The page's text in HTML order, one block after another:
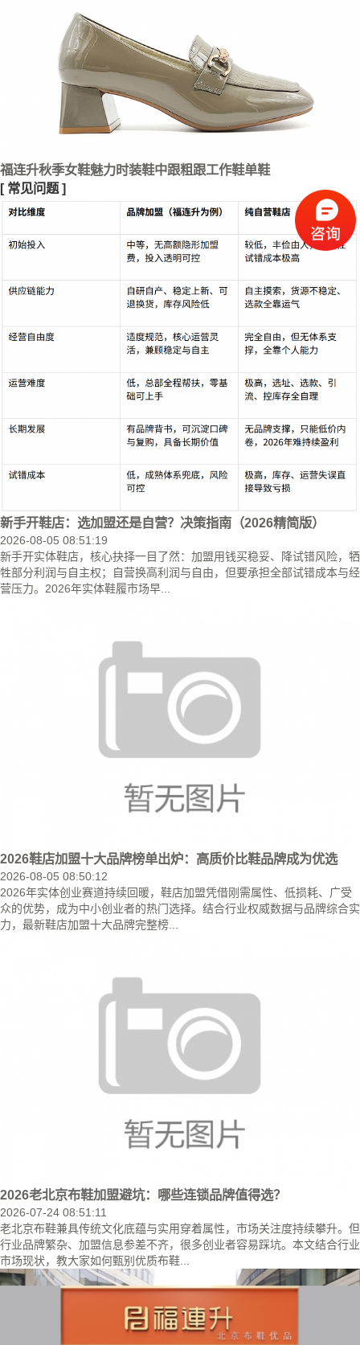
福连升秋季女鞋魅力时装鞋中跟粗跟工作鞋单鞋
[ 常见问题 ]
新手开鞋店：选加盟还是自营？决策指南（2026精简版）
2026-08-05 08:51:19
新手开实体鞋店，核心抉择一目了然：加盟用钱买稳妥、降试错风险，牺
牲部分利润与自主权；自营换高利润与自由，但要承担全部试错成本与经
营压力。2026年实体鞋履市场早...
2026鞋店加盟十大品牌榜单出炉：高质价比鞋品牌成为优选
2026-08-05 08:50:12
2026年实体创业赛道持续回暖，鞋店加盟凭借刚需属性、低损耗、广受
众的优势，成为中小创业者的热门选择。结合行业权威数据与品牌综合实
力，最新鞋店加盟十大品牌完整榜...
2026老北京布鞋加盟避坑：哪些连锁品牌值得选？
2026-07-24 08:51:11
老北京布鞋兼具传统文化底蕴与实用穿着属性，市场关注度持续攀升。但
行业品牌繁杂、加盟信息参差不齐，很多创业者容易踩坑。本文结合行业
市场现状，教大家如何甄别优质布鞋...